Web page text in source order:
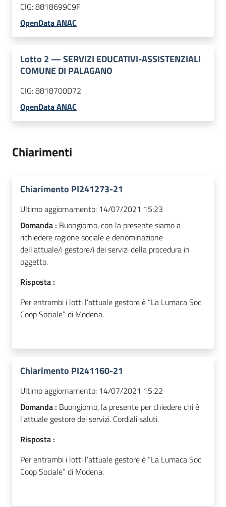
CIG:8818699C9F
OpenData ANAC
Lotto 2 —SERVIZI EDUCATIVI-ASSISTENZIALI
COMUNE DI PALAGANO
CIG:8818700D72
OpenData ANAC
Chiarimenti
Chiarimento PI241273-21
Ultimo aggiornamento: 14/07/2021 15:23
Domanda : Buongiorno, con la presente siamo a
richiedere ragione sociale e denominazione
dell'attuale/i gestore/i dei servizi della procedura in
oggetto.
Risposta :
Per entrambi i lotti l’attuale gestore è “La Lumaca Soc
Coop Sociale” di Modena.
Chiarimento PI241160-21
Ultimo aggiornamento: 14/07/2021 15:22
Domanda : Buongiorno, la presente per chiedere chi è
l'attuale gestore dei servizi. Cordiali saluti.
Risposta :
Per entrambi i lotti l’attuale gestore è “La Lumaca Soc
Coop Sociale” di Modena.